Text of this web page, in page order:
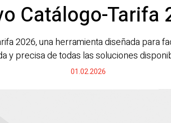
Catálogo-Tarifa
2026, una herramienta diseñada para
y precisa de todas las soluciones
01.02.2026